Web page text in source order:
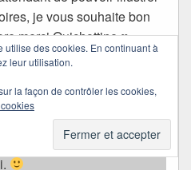
je vous souhaite bon
merci Quichottine ♥
a dit :
des cookies. En continuant à
leur utilisation.
la façon de contrôler les cookies,